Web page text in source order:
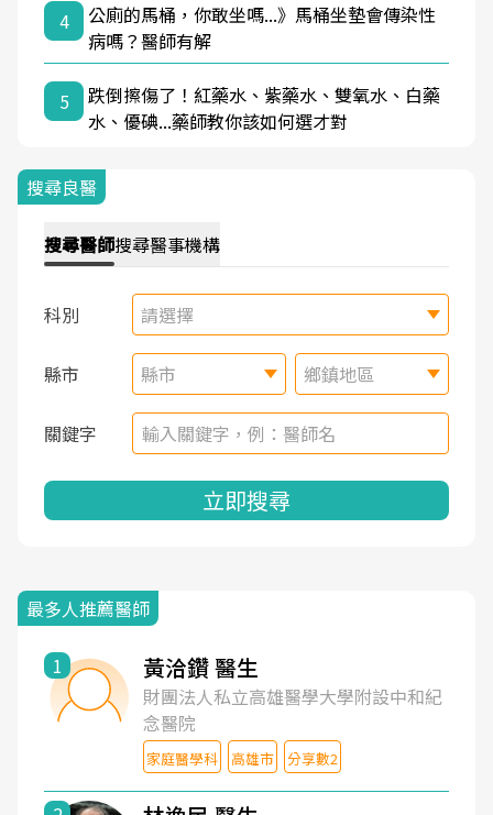
4
公廁的馬桶，你敢坐嗎...》馬桶坐墊會傳染性
病嗎？醫師有解
5
跌倒擦傷了！紅藥水、紫藥水、雙氧水、白藥
水、優碘...藥師教你該如何選才對
搜尋良醫
搜尋醫師搜尋醫事機構
科別 請選擇
縣市 縣市 鄉鎮地區
關鍵字
立即搜尋
最多人推薦醫師
1 黃洽鑽 醫生
財團法人私立高雄醫學大學附設中和紀
念醫院
家庭醫學科 高雄市 分享數2